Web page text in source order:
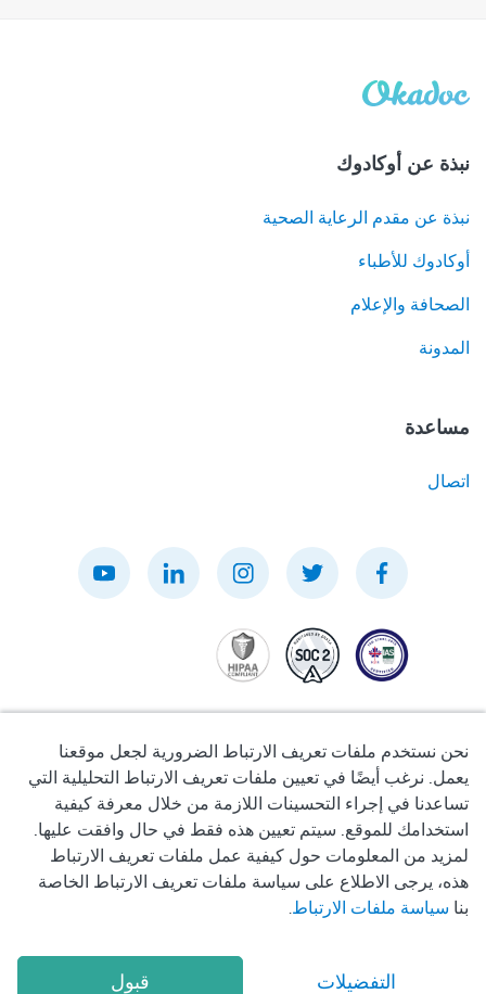
نبذة عن أوكادوك
نبذة عن مقدم الرعاية الصحية
أوكادوك للأطباء
الصحافة والإعلام
المدونة
مساعدة
اتصال
2026 Okadoc Technologies FZ-LLC
سياسة الخصوصية
شروط الاستخدام
سياسة ملفات تعريف الارتباط
نحن نستخدم ملفات تعريف الارتباط الضرورية لجعل موقعنا
يعمل. نرغب أيضًا في تعيين ملفات تعريف الارتباط التحليلية التي
تساعدنا في إجراء التحسينات اللازمة من خلال معرفة كيفية
استخدامك للموقع. سيتم تعيين هذه فقط في حال وافقت عليها.
لمزيد من المعلومات حول كيفية عمل ملفات تعريف الارتباط
هذه، يرجى الاطلاع على سياسة ملفات تعريف الارتباط الخاصة
بنا سياسة ملفات الارتباط.
التفضيلات قبول